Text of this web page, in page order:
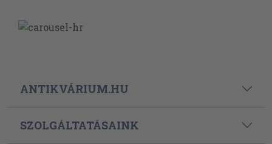
ANTIKVÁRIUM.HU
SZOLGÁLTATÁSAINK